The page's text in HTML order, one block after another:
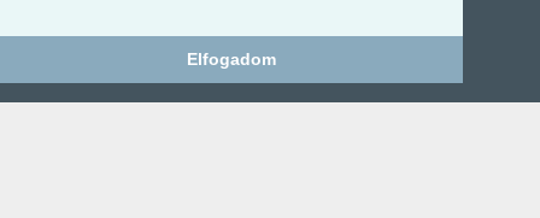
Elfogadom